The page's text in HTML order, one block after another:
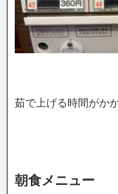
茹で上げる時間がか
朝食メニュー